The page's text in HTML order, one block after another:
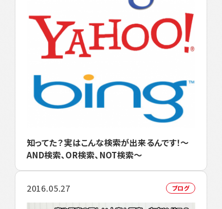
知ってた？実はこんな検索が出来るんです！～
AND検索、OR検索、NOT検索～
2016.05.27 ブログ